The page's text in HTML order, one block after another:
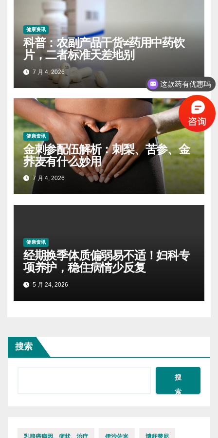
健康资讯
科普：农副产品干货≠药用中药饮
片，二者标准天差地别
7 月 4, 2026
健康资讯
金刺参配伍解析：刺梨、苦参、金
荞麦有什么妙用
7 月 4, 2026
健康资讯
经期换季体质偏弱易不适！妇科专
项养护，稳住病情少反复
5 月 24, 2026
搜索
搜
索
乳腺癌病因、症状、治疗 伊沙佐米 博舒替尼
这款药有优惠吗